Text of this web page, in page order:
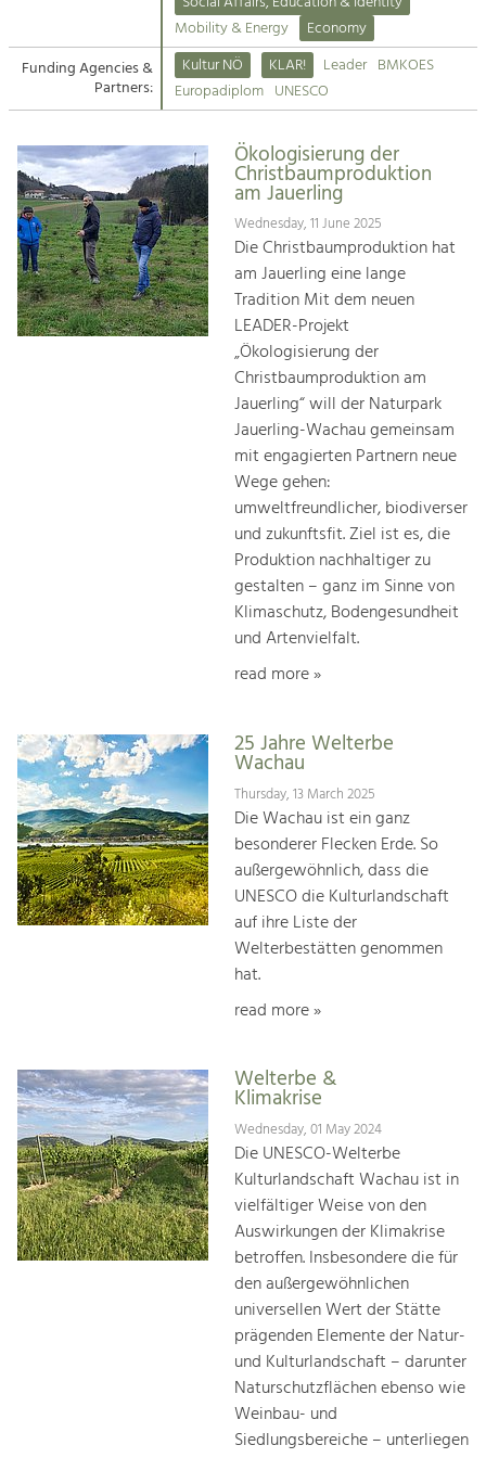
Suche
Impressum
Kontakt
Tourism
Offer Development and Positioning
Art & Culture
Crafts, Science and Research.
Social Affairs, Education
& Identity
Equality, Youth and Integration.
Climate Change, Public Transport and
Increase in Regional Value Added.
Mobility & Energy
Economy
Funding Agencies &
Partners:
Kultur NÖ KLAR! Leader BMKOES
Europadiplom UNESCO
Ökologisierung der
Christbaumproduktion
am Jauerling
Wednesday, 11 June 2025
Die Christbaumproduktion hat
am Jauerling eine lange
Tradition Mit dem neuen
LEADER-Projekt
„Ökologisierung der
Christbaumproduktion am
Jauerling“ will der Naturpark
Jauerling-Wachau gemeinsam
mit engagierten Partnern neue
Wege gehen:
umweltfreundlicher, biodiverser
und zukunftsfit. Ziel ist es, die
Produktion nachhaltiger zu
gestalten – ganz im Sinne von
Klimaschutz, Bodengesundheit
und Artenvielfalt.
read more »
25 Jahre Welterbe
Wachau
Thursday, 13 March 2025
Die Wachau ist ein ganz
besonderer Flecken Erde. So
außergewöhnlich, dass die
UNESCO die Kulturlandschaft
auf ihre Liste der
Welterbestätten genommen
hat.
read more »
Welterbe &
Klimakrise
Wednesday, 01 May 2024
Die UNESCO-Welterbe
Kulturlandschaft Wachau ist in
vielfältiger Weise von den
Auswirkungen der Klimakrise
betroffen. Insbesondere die für
den außergewöhnlichen
universellen Wert der Stätte
prägenden Elemente der Natur-
und Kulturlandschaft – darunter
Naturschutzflächen ebenso wie
Weinbau- und
Siedlungsbereiche – unterliegen